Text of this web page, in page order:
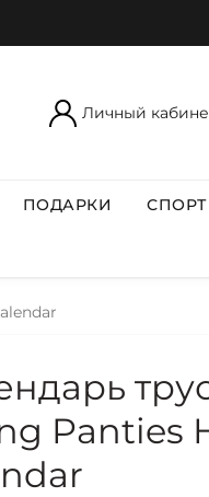
Личный
ПОДАРКИ СПОРТ
Panties